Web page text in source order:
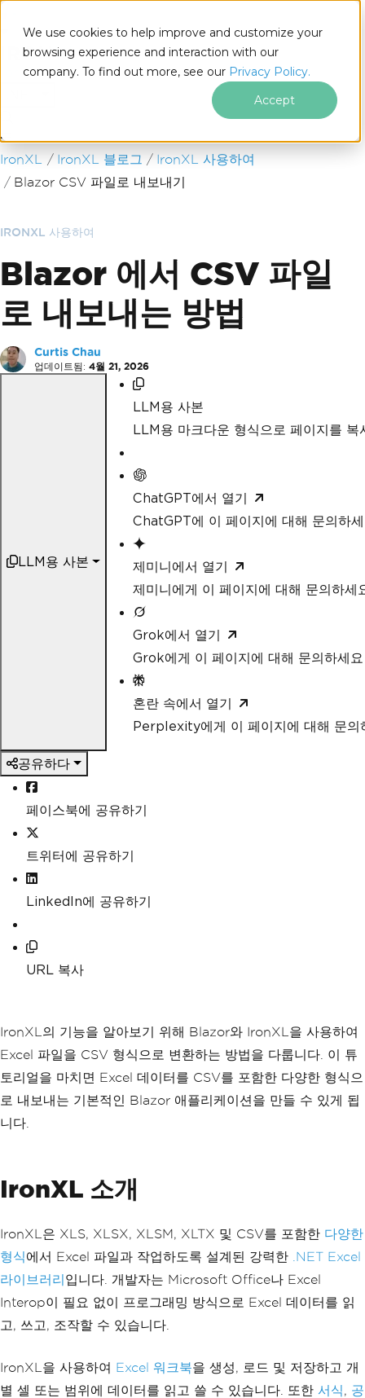
We use cookies to help improve and customize your
browsing experience and interaction with our
company. To find out more, see our Privacy Policy.
Accept
푸터 콘텐츠로 바로가기
IronXL IronXL 블로그
IronXL 사용하여
Blazor CSV 파일로 내보내기
IRONXL 사용하여
Blazor 에서 CSV 파일
로 내보내는 방법
Curtis Chau
업데이트됨: 4월 21, 2026
LLM용 사본
LLM용 사본
LLM용 마크다운 형식으로 페이지를 복
ChatGPT에서 열기
ChatGPT에 이 페이지에 대해 문의하
제미니에서 열기
제미니에게 이 페이지에 대해 문의하세
Grok에서 열기
Grok에게 이 페이지에 대해 문의하세요
혼란 속에서 열기
Perplexity에게 이 페이지에 대해 문의
공유하다
페이스북에 공유하기
트위터에 공유하기
LinkedIn에 공유하기
URL 복사
IronXL의 기능을 알아보기 위해 Blazor와 IronXL을 사용하여
Excel 파일을 CSV 형식으로 변환하는 방법을 다룹니다. 이 튜
토리얼을 마치면 Excel 데이터를 CSV를 포함한 다양한 형식으
로 내보내는 기본적인 Blazor 애플리케이션을 만들 수 있게 됩
니다.
IronXL 소개
IronXL은 XLS, XLSX, XLSM, XLTX 및 CSV를 포함한 다양한
형식에서 Excel 파일과 작업하도록 설계된 강력한 .NET Excel
라이브러리 입니다. 개발자는 Microsoft Office나 Excel
Interop이 필요 없이 프로그래밍 방식으로 Excel 데이터를 읽
고, 쓰고, 조작할 수 있습니다.
IronXL을 사용하여 Excel 워크북을 생성, 로드 및 저장하고 개
별 셀 또는 범위에 데이터를 읽고 쓸 수 있습니다. 또한 서식, 공